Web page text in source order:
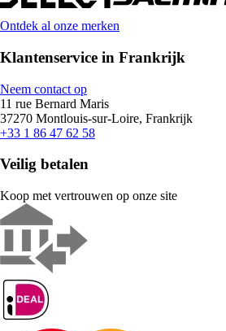
Ontdek al onze merken
Klantenservice in Frankrijk
Neem contact op
11 rue Bernard Maris
37270 Montlouis-sur-Loire, Frankrijk
+33 1 86 47 62 58
Veilig betalen
Koop met vertrouwen op onze site